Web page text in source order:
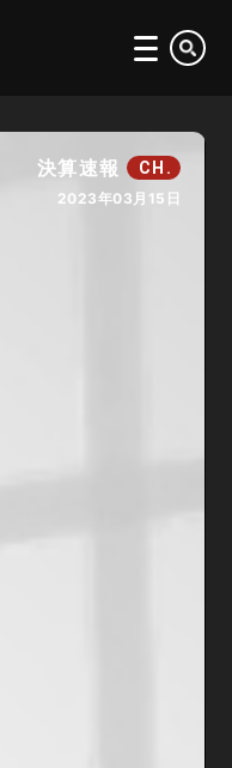
決算速報 CH.
2023年03月15日